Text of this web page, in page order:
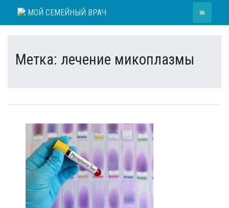
МОЙ СЕМЕЙНЫЙ ВРАЧ ≡
Метка: лечение микоплазмы